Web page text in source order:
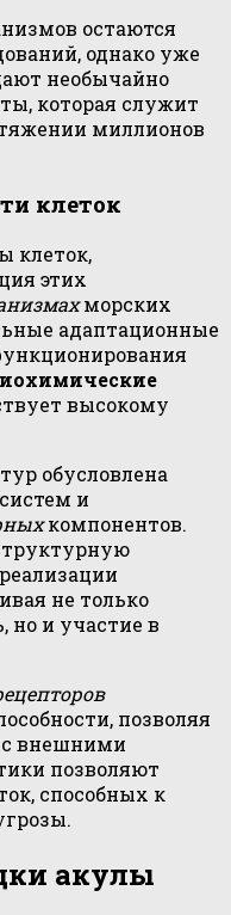
остаются
однако уже
необычайно
которая служит
миллионов
клеток
клеток,
этих
морских
адаптационные
высокому
обусловлена
и
компонентов.
не только
но и участие в
позволяя
с внешними
позволяют
способных к
акулы